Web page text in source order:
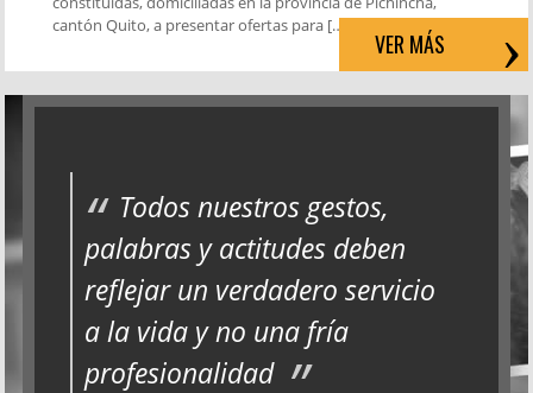
cantón Quito, a presentar ofertas para […]
VER MÁS
Todos nuestros gestos,
palabras y actitudes deben
reflejar un verdadero servicio
a la vida y no una fría
profesionalidad